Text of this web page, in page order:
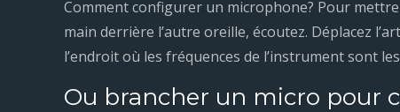
Comment configurer un microphone? Pour
main derrière l’autre oreille, écoutez. Déplacez
l’endroit où les fréquences de l’instrument sont
Ou brancher un micro pour